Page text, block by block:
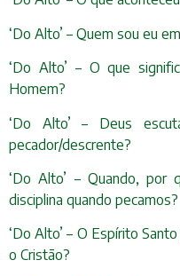
‘Do Alto’ – Quem sou eu
‘Do Alto’ – O que
Homem?
‘Do Alto’ – Deus
pecador/descrente?
‘Do Alto’ – Quando,
disciplina quando pecamos?
‘Do Alto’ – O Espírito
o Cristão?